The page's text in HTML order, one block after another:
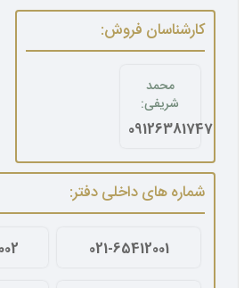
کارشناسان فروش:
محمد
شریفی:
09126381747
شماره های داخلی دفتر:
021-65412001